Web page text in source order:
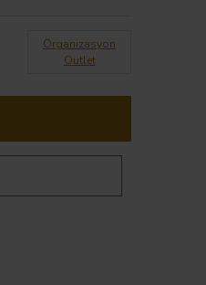
Organizasyon
Outlet